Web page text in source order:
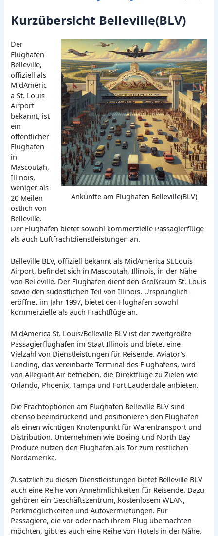
Kurzübersicht Belleville(BLV)
Ankünfte am Flughafen Belleville(BLV)
Der
Flughafen
Belleville,
offiziell als
MidAmeric
a St. Louis
Airport
bekannt, ist
ein
öffentlicher
Flughafen
in
Mascoutah,
Illinois,
weniger als
20 Meilen
östlich von
Belleville.
Der Flughafen bietet sowohl kommerzielle Passagierflüge
als auch Luftfrachtdienstleistungen an.
Belleville BLV, offiziell bekannt als MidAmerica St.Louis
Airport, befindet sich in Mascoutah, Illinois, in der Nähe
von Belleville. Der Flughafen dient den Großraum St. Louis
sowie den südöstlichen Teil von Illinois. Ursprünglich
eröffnet im Jahr 1997, bietet der Flughafen sowohl
kommerzielle als auch Frachtflüge an.
MidAmerica St. Louis/Belleville BLV ist der zweitgrößte
Passagierflughafen im Staat Illinois und bietet eine
Vielzahl von Dienstleistungen für Reisende. Aviator’s
Landing, das vereinbarte Terminal des Flughafens, wird
von Allegiant Air betrieben, die Direktflüge zu Zielen wie
Orlando, Phoenix, Tampa und Fort Lauderdale anbieten.
Die Frachtoptionen am Flughafen Belleville BLV sind
ebenso beeindruckend und positionieren den Flughafen
als einen wichtigen Knotenpunkt für Warentransport und
Distribution. Unternehmen wie Boeing und North Bay
Produce nutzen den Flughafen als Tor zum restlichen
Nordamerika.
Zusätzlich zu diesen Dienstleistungen bietet Belleville BLV
auch eine Reihe von Annehmlichkeiten für Reisende. Dazu
gehören ein Geschäftszentrum, kostenlosem WLAN,
Parkmöglichkeiten und Autovermietungen. Für
Passagiere, die vor oder nach ihrem Flug übernachten
möchten, gibt es auch eine Reihe von Hotels in der Nähe.